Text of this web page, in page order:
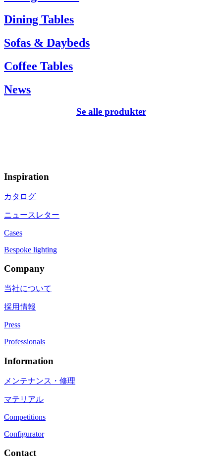
Dining Tables
Sofas & Daybeds
Coffee Tables
News
Se alle produkter
Inspiration
カタログ
ニュースレター
Cases
Bespoke lighting
Company
当社について
採用情報
Press
Professionals
Information
メンテナンス・修理
マテリアル
Competitions
Configurator
Contact